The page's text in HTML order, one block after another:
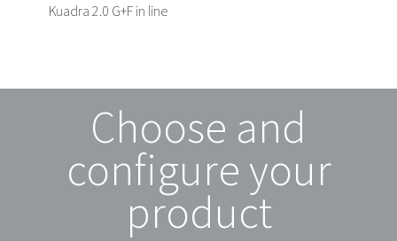
Kuadra 2.0 G+F in line
Choose and
configure your
product